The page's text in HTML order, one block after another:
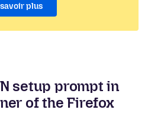
plus
setup prompt in
of the Firefox